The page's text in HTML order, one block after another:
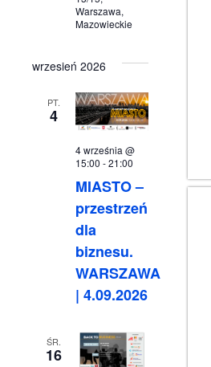
Warszawa,
Mazowieckie
wrzesień 2026
PT.
4
MIASTO –
przestrzeń
dla
biznesu.
WARSZAWA
| 4.09.2026
4 września @
15:00 -21:00
ŚR.
16